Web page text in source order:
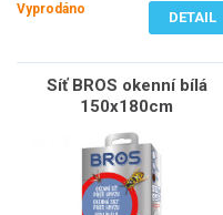
Vyprodáno
DETAIL
Síť BROS okenní bílá
150x180cm